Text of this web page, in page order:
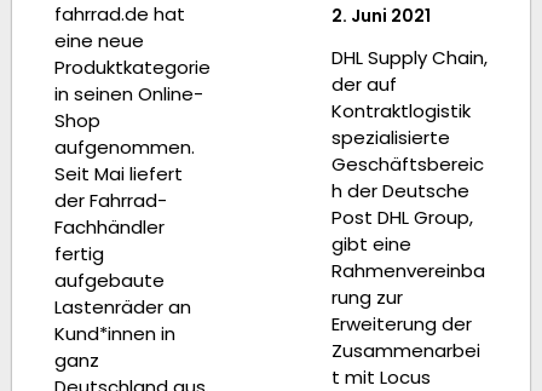
fahrrad.de hat
eine neue
Produktkategorie
in seinen Online-
Shop
aufgenommen.
Seit Mai liefert
der Fahrrad-
Fachhändler
fertig
aufgebaute
Lastenräder an
Kund*innen in
ganz
2. Juni 2021
DHL Supply Chain,
der auf
Kontraktlogistik
spezialisierte
Geschäftsbereic
h der Deutsche
Post DHL Group,
gibt eine
Rahmenvereinba
rung zur
Erweiterung der
Zusammenarbei
t mit Locus